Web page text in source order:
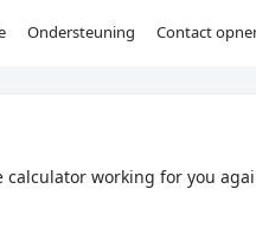
Ondersteuning Contact
working for you